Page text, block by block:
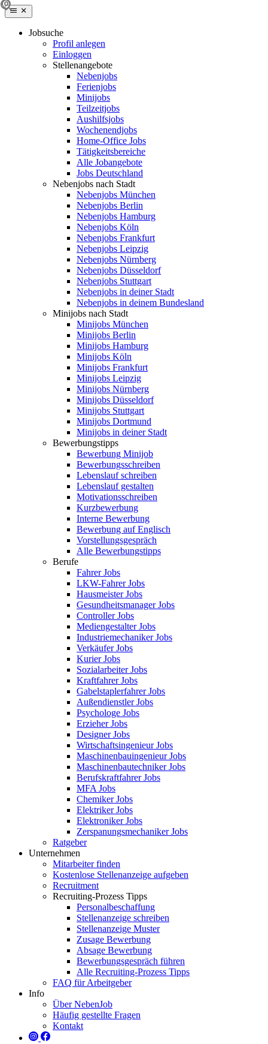
Jobsuche
Profil anlegen
Einloggen
Stellenangebote
Nebenjobs
Ferienjobs
Minijobs
Teilzeitjobs
Aushilfsjobs
Wochenendjobs
Home-Office Jobs
Tätigkeitsbereiche
Alle Jobangebote
Jobs Deutschland
Nebenjobs nach Stadt
Nebenjobs München
Nebenjobs Berlin
Nebenjobs Hamburg
Nebenjobs Köln
Nebenjobs Frankfurt
Nebenjobs Leipzig
Nebenjobs Nürnberg
Nebenjobs Düsseldorf
Nebenjobs Stuttgart
Nebenjobs in deiner Stadt
Nebenjobs in deinem Bundesland
Minijobs nach Stadt
Minijobs München
Minijobs Berlin
Minijobs Hamburg
Minijobs Köln
Minijobs Frankfurt
Minijobs Leipzig
Minijobs Nürnberg
Minijobs Düsseldorf
Minijobs Stuttgart
Minijobs Dortmund
Minijobs in deiner Stadt
Bewerbungstipps
Bewerbung Minijob
Bewerbungsschreiben
Lebenslauf schreiben
Lebenslauf gestalten
Motivationsschreiben
Kurzbewerbung
Interne Bewerbung
Bewerbung auf Englisch
Vorstellungsgespräch
Alle Bewerbungstipps
Berufe
Fahrer Jobs
LKW-Fahrer Jobs
Hausmeister Jobs
Gesundheitsmanager Jobs
Controller Jobs
Mediengestalter Jobs
Industriemechaniker Jobs
Verkäufer Jobs
Kurier Jobs
Sozialarbeiter Jobs
Kraftfahrer Jobs
Gabelstaplerfahrer Jobs
Außendienstler Jobs
Psychologe Jobs
Erzieher Jobs
Designer Jobs
Wirtschaftsingenieur Jobs
Maschinenbauingenieur Jobs
Maschinenbautechniker Jobs
Berufskraftfahrer Jobs
MFA Jobs
Chemiker Jobs
Elektriker Jobs
Elektroniker Jobs
Zerspanungsmechaniker Jobs
Ratgeber
Unternehmen
Mitarbeiter finden
Kostenlose Stellenanzeige aufgeben
Recruitment
Recruiting-Prozess Tipps
Personalbeschaffung
Stellenanzeige schreiben
Stellenanzeige Muster
Zusage Bewerbung
Absage Bewerbung
Bewerbungsgespräch führen
Alle Recruiting-Prozess Tipps
FAQ für Arbeitgeber
Info
Über NebenJob
Häufig gestellte Fragen
Kontakt